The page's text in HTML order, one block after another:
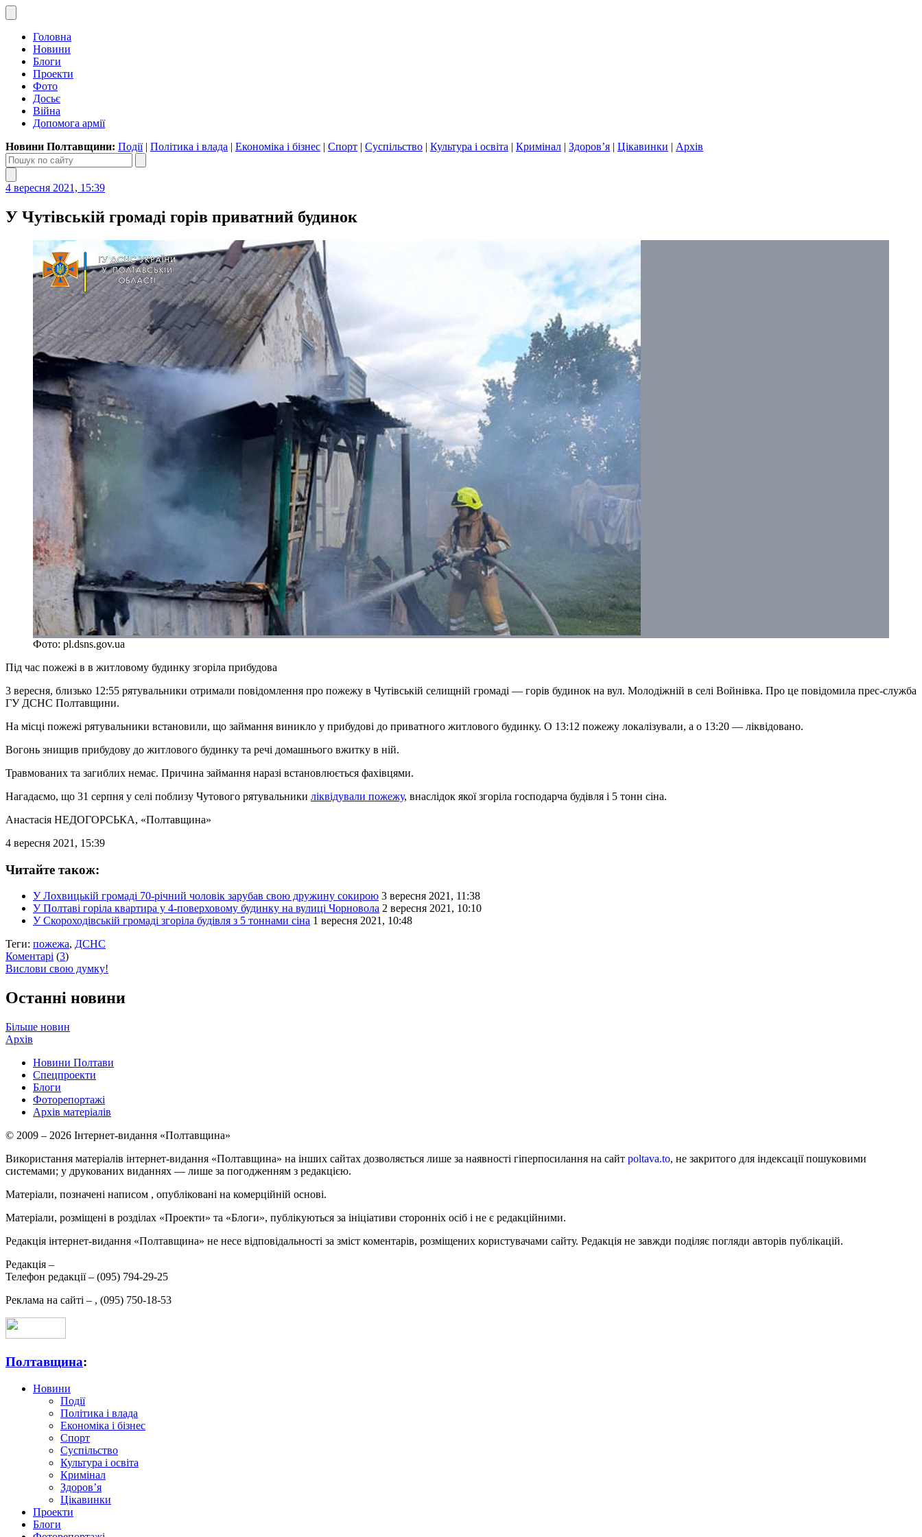
Головна
Новини
Блоги
Проекти
Фото
Досьє
Війна
Допомога армії
Новини Полтавщини: Події| Політика і влада | Економіка і бізнес | Спорт | Суспільство | Культура і освіта | Кримінал | Здоров’я | Цікавинки | Архів
4 вересня 2021, 15:39
У Чутівській громаді горів приватний будинок
Фото: pl.dsns.gov.ua
Під час пожежі в в житловому будинку згоріла прибудова
3 вересня, близько 12:55 рятувальники отримали повідомлення про пожежу в Чутівській селищній громаді — горів будинок на вул. Молодіжній в селі Войнівка. Про це повідомила прес-служба
ГУ ДСНС Полтавщини.
На місці пожежі рятувальники встановили, що займання виникло у прибудові до приватного житлового будинку. О 13:12 пожежу локалізували, а о 13:20 — ліквідовано.
Вогонь знищив прибудову до житлового будинку та речі домашнього вжитку в ній.
Травмованих та загиблих немає. Причина займання наразі встановлюється фахівцями.
Нагадаємо, що 31 серпня у селі поблизу Чутового рятувальники ліквідували пожежу, внаслідок якої згоріла господарча будівля і 5 тонн сіна.
Анастасія НЕДОГОРСЬКА, «Полтавщина»
4 вересня 2021, 15:39
Читайте також:
У Лохвицькій громаді 70-річний чоловік зарубав свою дружину сокирою 3 вересня 2021, 11:38
У Полтаві горіла квартира у 4-поверховому будинку на вулиці Чорновола 2 вересня 2021, 10:10
У Скороходівській громаді згоріла будівля з 5 тоннами сіна 1 вересня 2021, 10:48
Теги: пожежа, ДСНС
Коментарі (3)
Вислови свою думку!
Останні новини
Більше новин
Архів
Новини Полтави
Спецпроекти
Блоги
Фоторепортажі
Архів матеріалів
© 2009 – 2026 Інтернет-видання «Полтавщина»
Використання матеріалів інтернет-видання «Полтавщина» на інших сайтах дозволяється лише за наявності гіперпосилання на сайт poltava.to, не закритого для індексації пошуковими
системами; у друкованих виданнях — лише за погодженням з редакцією.
Матеріали, позначені написом , опубліковані на комерційній основі.
Матеріали, розміщені в розділах «Проекти» та «Блоги», публікуються за ініціативи сторонніх осіб і не є редакційними.
Редакція інтернет-видання «Полтавщина» не несе відповідальності за зміст коментарів, розміщених користувачами сайту. Редакція не завжди поділяє погляди авторів публікацій.
Редакція –
Телефон редакції – (095) 794-29-25
Реклама на сайті – , (095) 750-18-53
Полтавщина:
Новини
Події
Політика і влада
Економіка і бізнес
Спорт
Суспільство
Культура і освіта
Кримінал
Здоров’я
Цікавинки
Проекти
Блоги